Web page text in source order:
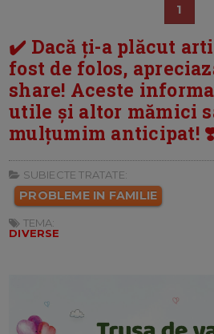
1
✔️ Dacă ți-a plăcut
fost de folos,
share! Aceste
utile și altor mămici
mulțumim anticipat!
SUBIECTE TRATATE:
PROBLEME IN FAMILIE
TEMA:
DIVERSE